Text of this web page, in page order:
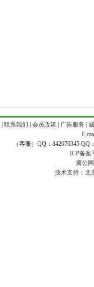
联系我们 会员政策| 广告服务
E-
（客服）QQ：842070345 QQ
ICP备案
冀公
技术支持： 北